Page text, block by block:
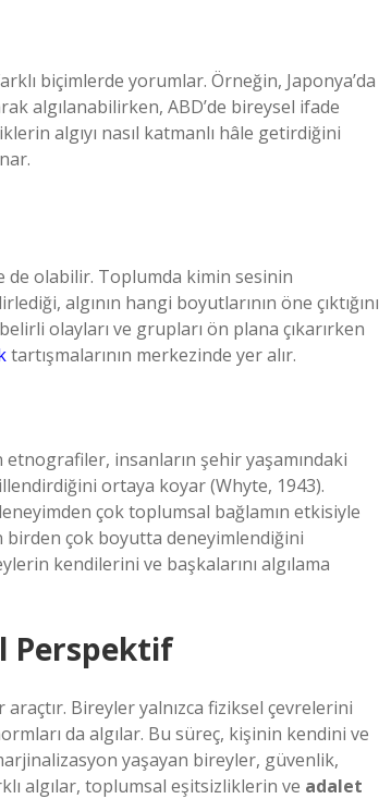
biçimlerde yorumlar. Örneğin, Japonya’da
algılanabilirken, ABD’de bireysel ifade
algıyı nasıl katmanlı hâle getirdiğini
de olabilir. Toplumda kimin sesinin
algının hangi boyutlarının öne çıktığını
olayları ve grupları ön plana çıkarırken
tartışmalarının merkezinde yer alır.
etnografiler, insanların şehir yaşamındaki
ortaya koyar (Whyte, 1943).
çok toplumsal bağlamın etkisiyle
birden çok boyutta deneyimlendiğini
kendilerini ve başkalarını algılama
Perspektif
Bireyler yalnızca fiziksel çevrelerini
da algılar. Bu süreç, kişinin kendini ve
yaşayan bireyler, güvenlik,
algılar, toplumsal eşitsizliklerin ve adalet